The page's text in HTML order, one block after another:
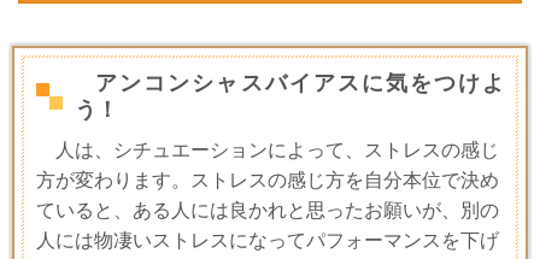
アンコンシャスバイアスに気をつけよ
う！
人は、シチュエーションによって、ストレスの感じ
方が変わります。ストレスの感じ方を自分本位で決め
ていると、ある人には良かれと思ったお願いが、別の
人には物凄いストレスになってパフォーマンスを下げ